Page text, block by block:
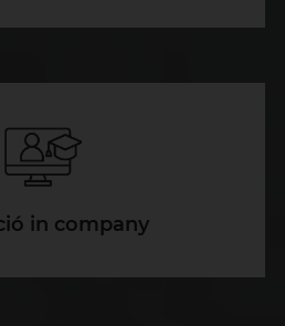
in company